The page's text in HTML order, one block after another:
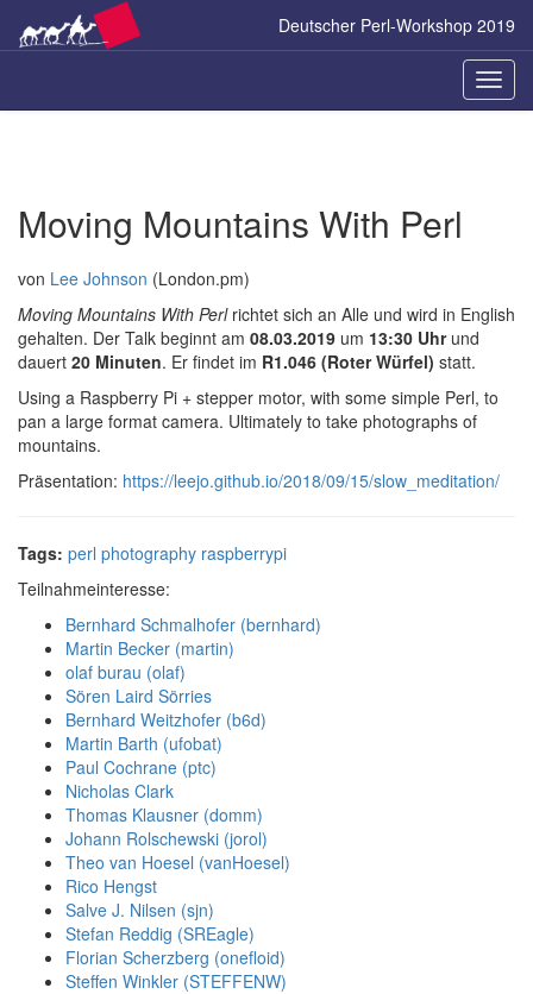
Inhalt
springen
Deutscher Perl-Workshop 2019
ein-/
Moving Mountains With Perl
von Lee Johnson (London.pm)
Moving Mountains With Perlrichtet sich an Alle und wird in English
gehalten. Der Talk beginnt am 08.03.2019 um 13:30 Uhrund
dauert 20 Minuten. Er findet im R1.046 (Roter Würfel) statt.
Using a Raspberry Pi + stepper motor, with some simple Perl, to
pan a large format camera. Ultimately to take photographs of
mountains.
Präsentation: https://leejo.github.io/2018/09/15/slow_meditation/
Tags: perl photography raspberrypi
Teilnahmeinteresse:
Bernhard Schmalhofer (‎bernhard‎)
Martin Becker (‎martin‎)
olaf burau (‎olaf‎)
Sören Laird Sörries
Bernhard Weitzhofer (‎b6d‎)
Martin Barth (‎ufobat‎)
Paul Cochrane (‎ptc‎)
Nicholas Clark
Thomas Klausner (‎domm‎)
Johann Rolschewski (‎jorol‎)
Theo van Hoesel (‎vanHoesel‎)
Rico Hengst
Salve J. Nilsen (‎sjn‎)
Stefan Reddig (‎SREagle‎)
Florian Scherzberg (‎onefloid‎)
Steffen Winkler (‎STEFFENW‎)